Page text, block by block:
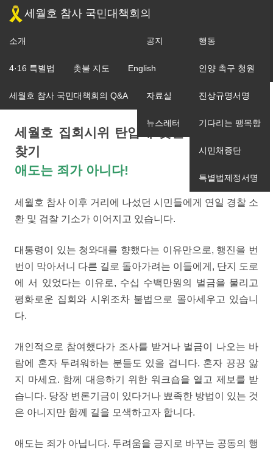
세월호 집회시위 탄압에 맞선 공동대응 길
찾기
애도는 죄가 아니다!
세월호 참사 이후 거리에 나섰던 시민들에게 연일 경찰 소
환 및 검찰 기소가 이어지고 있습니다.
대통령이 있는 청와대를 향했다는 이유만으로, 행진을 번
번이 막아서니 다른 길로 돌아가려는 이들에게, 단지 도로
에 서 있었다는 이유로, 수십 수백만원의 벌금을 물리고
평화로운 집회와 시위조차 불법으로 몰아세우고 있습니
다.
개인적으로 참여했다가 조사를 받거나 벌금이 나오는 바
람에 혼자 두려워하는 분들도 있을 겁니다. 혼자 끙끙 앓
지 마세요. 함께 대응하기 위한 워크숍을 열고 제보를 받
습니다. 당장 변론기금이 있다거나 뾰족한 방법이 있는 것
은 아니지만 함께 길을 모색하고자 합니다.
애도는 죄가 아닙니다. 두려움을 긍지로 바꾸는 공동의 행
세월호 참사 국민대책회의
소개
조직도
세월호 참사 국민대책회의 Q&A
공지
입장
자료실
뉴스레터
행동
인양 촉구 청원
진상규명서명
기다리는 팽목항
시민채증단
특별법제정서명
4·16 특별법 촛불 지도 English